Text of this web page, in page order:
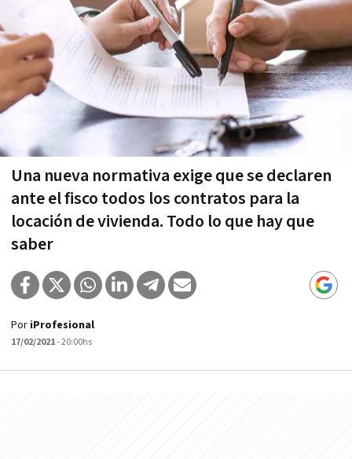
Una nueva normativa exige que se declaren
ante el fisco todos los contratos para la
locación de vivienda. Todo lo que hay que
saber
Por iProfesional
17/02/2021- 20:00hs